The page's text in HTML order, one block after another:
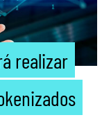
realizar